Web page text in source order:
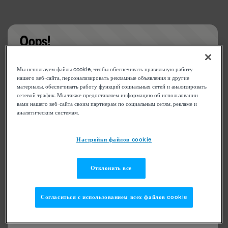
Oops!
Something went wrong. Please try refreshing the
app
Мы используем файлы cookie, чтобы обеспечивать правильную работу
нашего веб-сайта, персонализировать рекламные объявления и другие
материалы, обеспечивать работу функций социальных сетей и анализировать
сетевой трафик. Мы также предоставляем информацию об использовании
вами нашего веб-сайта своим партнерам по социальным сетям, рекламе и
аналитическим системам.
Настройки файлов cookie
Отклонить все
Согласиться с использованием всех файлов cookie